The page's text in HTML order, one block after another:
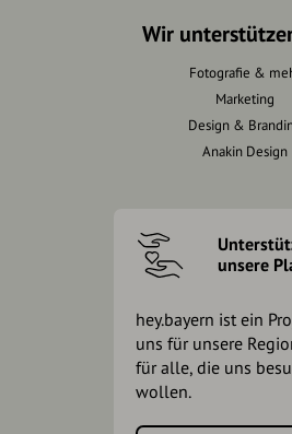
Wir
Fotografie &
Marketing
Design &
Anakin Design
unsere
hey.bayern ist ein
uns für unsere
für alle, die uns
wollen.